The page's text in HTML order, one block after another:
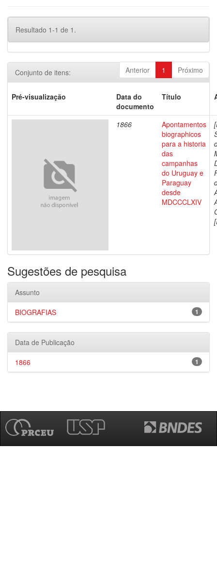
Resultado 1-1 de 1.
Anterior 1 Próximo
Conjunto de itens:
Pré-visualização
Data do
documento
Título
1866
Apontamentos
biographicos
para a historia
das
campanhas
do Uruguay e
Paraguay
desde
MDCCCLXIV
Sugestões de pesquisa
Assunto
1
BIOGRAFIAS
Data de Publicação
1
1866